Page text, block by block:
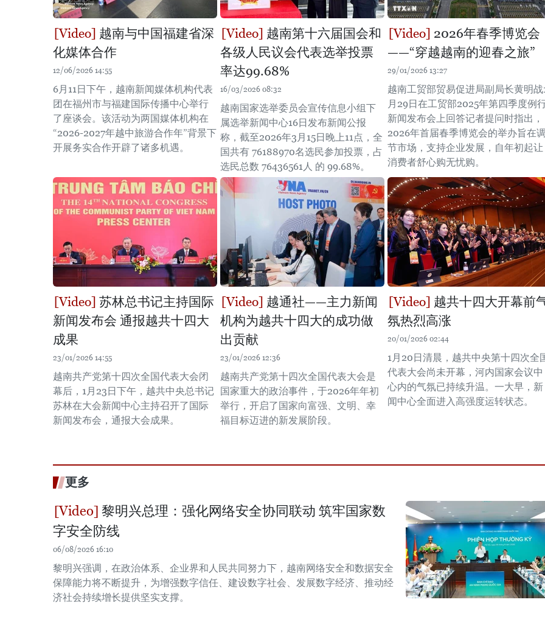
越南与中国福建省深
化媒体合作
12/06/2026 14:55
6月11日下午，越南新闻媒体机构代表
团在福州市与福建国际传播中心举行
了座谈会。该活动为两国媒体机构在
“2026-2027年越中旅游合作年”背景下
开展务实合作开辟了诸多机遇。
越南第十六届国会和
各级人民议会代表选举投票
率达99.68%
16/03/2026 08:32
越南国家选举委员会宣传信息小组下
属选举新闻中心16日发布新闻公报
称，截至2026年3月15日晚上11点，全
国共有 76188970名选民参加投票，占
选民总数 76436561人 的 99.68%。
2026年春季博览会
——“穿越越南的迎春之旅”
29/01/2026 13:27
越南工贸部贸易促进局副局长黄明战
月29日在工贸部2025年第四季度例
新闻发布会上回答记者提问时指出，
2026年首届春季博览会的举办旨在
节市场，支持企业发展，自年初起让
消费者舒心购无忧购。
苏林总书记主持国际
新闻发布会 通报越共十四大
成果
23/01/2026 14:55
越南共产党第十四次全国代表大会闭
幕后，1月23日下午，越共中央总书记
苏林在大会新闻中心主持召开了国际
新闻发布会，通报大会成果。
越通社——主力新闻
机构为越共十四大的成功做
出贡献
23/01/2026 12:36
越南共产党第十四次全国代表大会是
国家重大的政治事件，于2026年年初
举行，开启了国家向富强、文明、幸
福目标迈进的新发展阶段。
越共十四大开幕前
氛热烈高涨
20/01/2026 02:44
1月20日清晨，越共中央第十四次全
代表大会尚未开幕，河内国家会议中
心内的气氛已持续升温。一大早，新
闻中心全面进入高强度运转状态。
更多
黎明兴总理：强化网络安全协同联动 筑牢国家数
字安全防线
06/08/2026 16:10
黎明兴强调，在政治体系、企业界和人民共同努力下，越南网络安全和数据安全
保障能力将不断提升，为增强数字信任、建设数字社会、发展数字经济、推动经
济社会持续增长提供坚实支撑。